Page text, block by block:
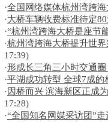
·全国网络媒体杭州湾跨
·大桥车辆收费标准待定
·“杭州湾跨海大桥是座节
·杭州湾跨海大桥提升世
17:39)
·形成长三角三小时交通
·平湖成功转型 全球7成
·因桥而兴 滨海新区正成
17:28)
·“全国知名网媒采访团”